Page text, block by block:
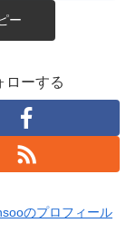
ー
ローする
のプロフィール